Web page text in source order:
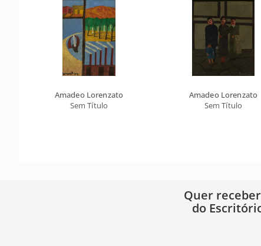
Amadeo Lorenzato
Sem Título
Amadeo Lorenzato
Sem Título
Quer
do